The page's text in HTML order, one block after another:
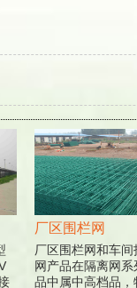
厂区围栏网
厂区围栏网和车间
网产品在隔离网系
品中属中高档品，